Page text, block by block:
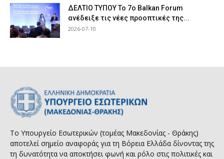
ΔΕΛΤΙΟ ΤΥΠΟΥ Το 7ο Balkan Forum
ανέδειξε τις νέες προοπτικές της...
2026-07-10
Το Υπουργείο Εσωτερικών (τομέας Μακεδονίας - Θράκης)
αποτελεί σημείο αναφοράς για τη Βόρεια Ελλάδα δίνοντας της
τη δυνατότητα να αποκτήσει φωνή και ρόλο στις πολιτικές και